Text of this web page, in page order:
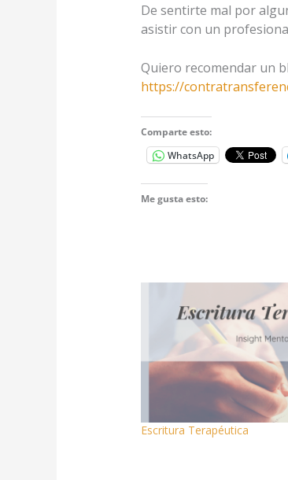
De sentirte mal por
asistir con un
Quiero recomendar un
https://
Comparte esto:
WhatsApp
Me gusta esto:
Escritura Terapéutica